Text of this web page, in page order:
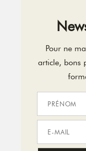
Pour ne
article, bons